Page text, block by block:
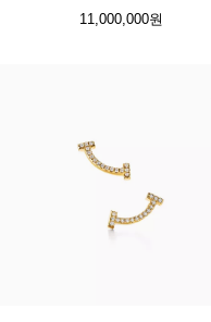
11,000,000원